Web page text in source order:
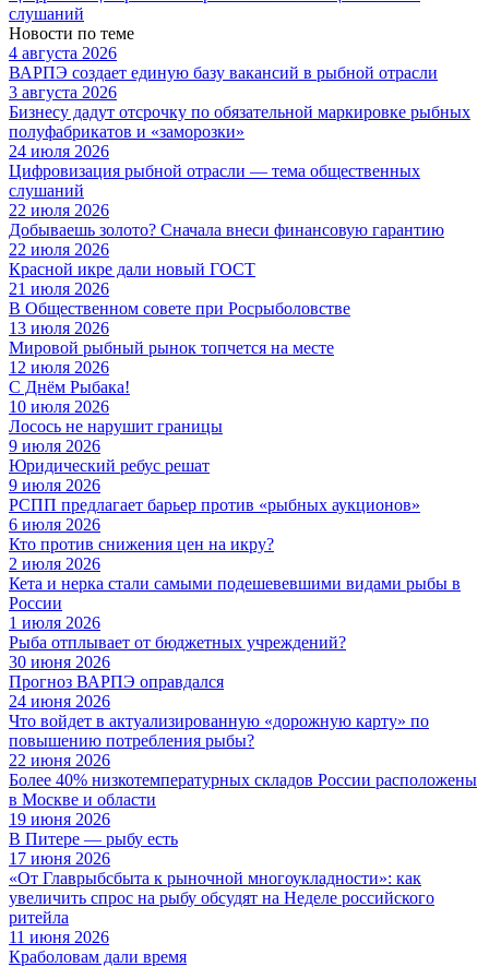
слушаний
Новости по теме
4 августа 2026
ВАРПЭ создает единую базу вакансий в рыбной отрасли
3 августа 2026
Бизнесу дадут отсрочку по обязательной маркировке рыбных
полуфабрикатов и «заморозки»
24 июля 2026
Цифровизация рыбной отрасли — тема общественных
слушаний
22 июля 2026
Добываешь золото? Сначала внеси финансовую гарантию
22 июля 2026
Красной икре дали новый ГОСТ
21 июля 2026
В Общественном совете при Росрыболовстве
13 июля 2026
Мировой рыбный рынок топчется на месте
12 июля 2026
С Днём Рыбака!
10 июля 2026
Лосось не нарушит границы
9 июля 2026
Юридический ребус решат
9 июля 2026
РСПП предлагает барьер против «рыбных аукционов»
6 июля 2026
Кто против снижения цен на икру?
2 июля 2026
Кета и нерка стали самыми подешевевшими видами рыбы в
России
1 июля 2026
Рыба отплывает от бюджетных учреждений?
30 июня 2026
Прогноз ВАРПЭ оправдался
24 июня 2026
Что войдет в актуализированную «дорожную карту» по
повышению потребления рыбы?
22 июня 2026
Более 40% низкотемпературных складов России расположены
в Москве и области
19 июня 2026
В Питере — рыбу есть
17 июня 2026
«От Главрыбсбыта к рыночной многоукладности»: как
увеличить спрос на рыбу обсудят на Неделе российского
ритейла
11 июня 2026
Краболовам дали время